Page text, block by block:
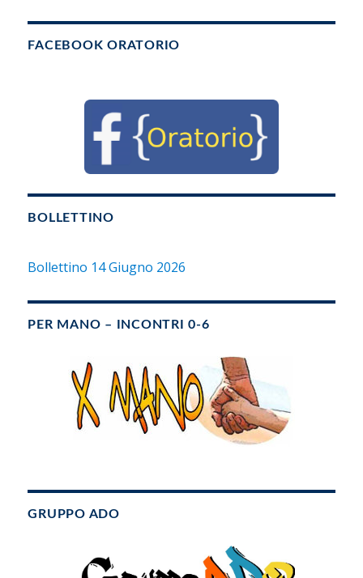
FACEBOOK ORATORIO
BOLLETTINO
Bollettino 14 Giugno 2026
PER MANO – INCONTRI 0-6
GRUPPO ADO